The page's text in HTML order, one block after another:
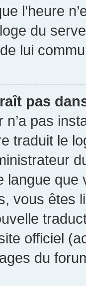
l’heure
du
lui
pas
n’a pas
traduit le
langue
vous êtes
officiel
du